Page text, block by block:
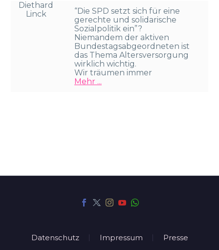
Diethard
Linck
“Die SPD setzt sich für eine
gerechte und solidarische
Sozialpolitik ein”?
Niemandem der aktiven
Bundestagsabgeordneten ist
das Thema Altersversorgung
wirklich wichtig.
Wir träumen immer
Mehr ...
Datenschutz Impressum Presse